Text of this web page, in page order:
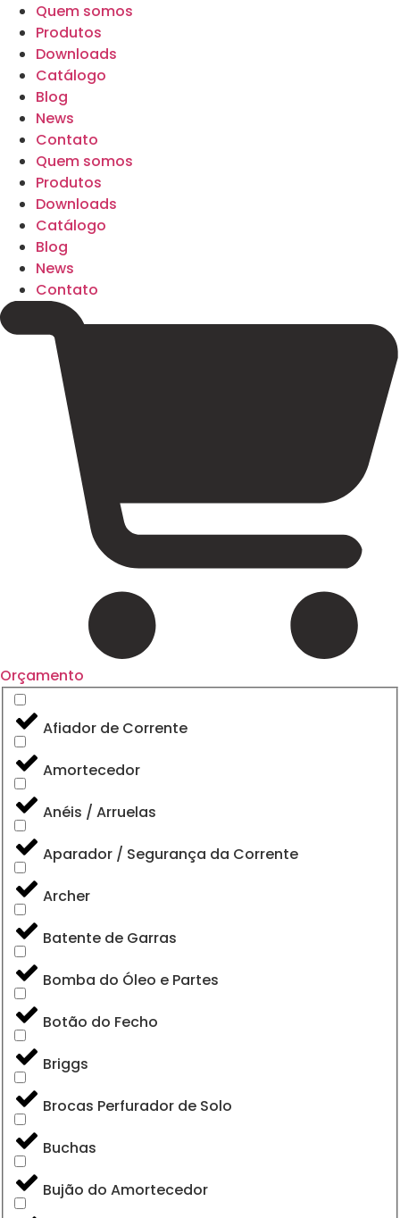
Quem somos
Produtos
Downloads
Catálogo
Blog
News
Contato
Quem somos
Produtos
Downloads
Catálogo
Blog
News
Contato
Orçamento
Afiador de Corrente
Amortecedor
Anéis / Arruelas
Aparador / Segurança da Corrente
Archer
Batente de Garras
Bomba do Óleo e Partes
Botão do Fecho
Briggs
Brocas Perfurador de Solo
Buchas
Bujão do Amortecedor